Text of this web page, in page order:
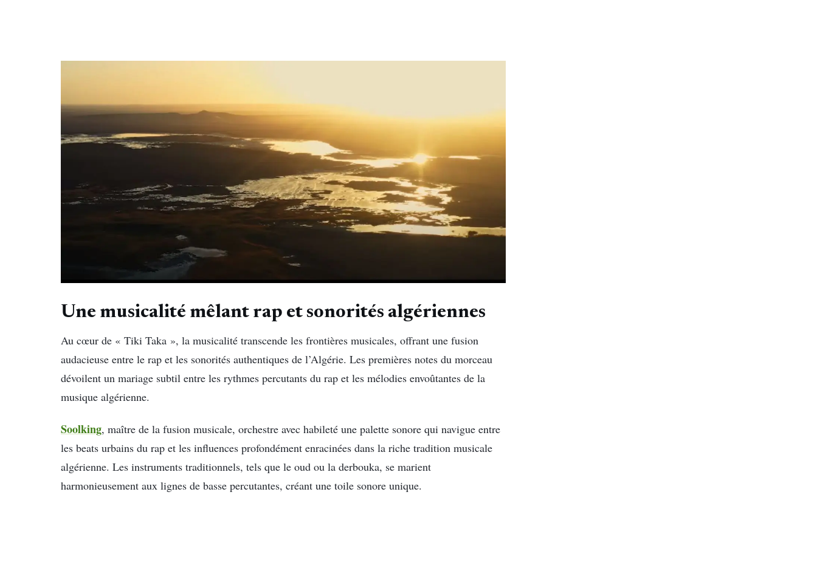
Une musicalité mêlant rap et sonorités algériennes
Au cœur de « Tiki Taka », la musicalité transcende les frontières musicales, offrant une fusion
audacieuse entre le rap et les sonorités authentiques de l’Algérie. Les premières notes du morceau
dévoilent un mariage subtil entre les rythmes percutants du rap et les mélodies envoûtantes de la
musique algérienne.
Soolking, maître de la fusion musicale, orchestre avec habileté une palette sonore qui navigue entre
les beats urbains du rap et les influences profondément enracinées dans la riche tradition musicale
algérienne. Les instruments traditionnels, tels que le oud ou la derbouka, se marient
harmonieusement aux lignes de basse percutantes, créant une toile sonore unique.